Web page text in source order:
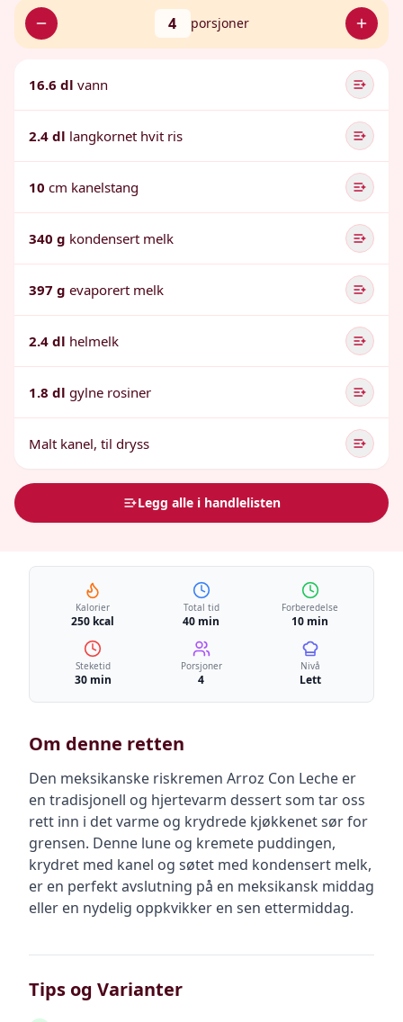
4 porsjoner
16.6 dl vann
2.4 dl langkornet hvit ris
10 cm kanelstang
340 g kondensert melk
397 g evaporert melk
2.4 dl helmelk
1.8 dl gylne rosiner
Malt kanel, til dryss
Legg alle i handlelisten
Kalorier
250 kcal
Total tid
40 min
Forberedelse
10 min
Steketid
30 min
Porsjoner
4
Nivå
Lett
Om denne retten
Den meksikanske riskremen Arroz Con Leche er
en tradisjonell og hjertevarm dessert som tar oss
rett inn i det varme og krydrede kjøkkenet sør for
grensen. Denne lune og kremete puddingen,
krydret med kanel og søtet med kondensert melk,
er en perfekt avslutning på en meksikansk middag
eller en nydelig oppkvikker en sen ettermiddag.
Tips og Varianter